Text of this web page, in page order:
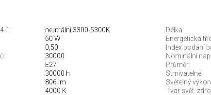
1: neutrální 3300-5300K Délka:
60 W Energetická
0,50 Index podání
30000 Nominální
E27 Průměr:
30000 h Stmívatelné:
806 lm Světelný
4000 K Tvar svět.